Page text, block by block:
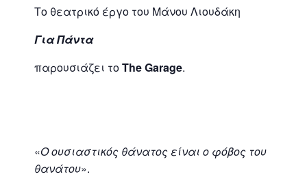
Το θεατρικό έργο του Μάνου Λιουδάκη
Για Πάντα
παρουσιάζει τοTheGarage.
«Ο ουσιαστικός θάνατος είναι ο φόβος του
θανάτου».